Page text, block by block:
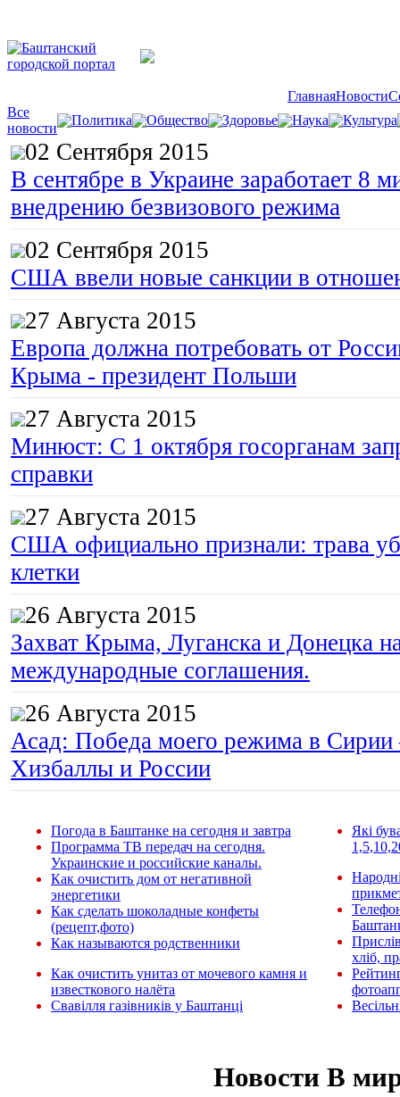
ГлавнаяНовости
Все
новости
Политика Общество Здоровье Наука Культура
02 Сентября 2015
В сентябре в Украине заработает 8
внедрению безвизового режима
02 Сентября 2015
США ввели новые санкции в
27 Августа 2015
Европа должна потребовать от
Крыма - президент Польши
27 Августа 2015
Минюст: С 1 октября госорганам
справки
27 Августа 2015
США официально признали: трава
клетки
26 Августа 2015
Захват Крыма, Луганска и Донецка
международные соглашения.
26 Августа 2015
Асад: Победа моего режима в
Хизбаллы и России
Погода в Баштанке на сегодня и завтра
Программа ТВ передач на сегодня.
Украинские и российские каналы.
Как очистить дом от негативной
энергетики
Как сделать шоколадные конфеты
(рецепт,фото)
Как называются родственники
Как очистить унитаз от мочевого камня и
известкового налёта
Свавілля газівників у Баштанці
Які
хліб,
Новости В